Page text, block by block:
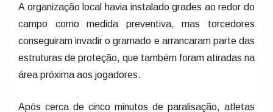
A organização local havia instalado grades ao redor do
campo como medida preventiva, mas torcedores
conseguiram invadir o gramado e arrancaram parte das
estruturas de proteção, que também foram atiradas na
área próxima aos jogadores.
Após cerca de cinco minutos de paralisação, atletas